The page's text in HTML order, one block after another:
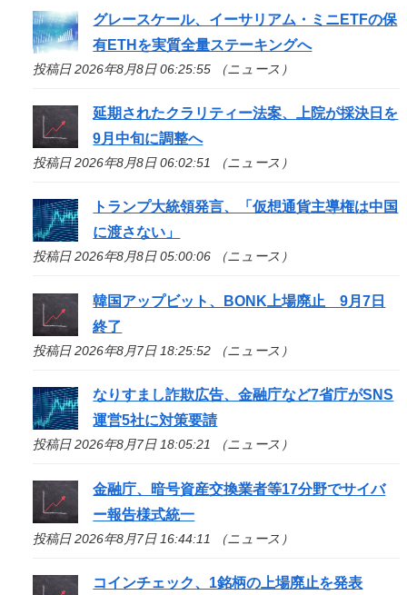
グレースケール、イーサリアム・ミニETFの保
有ETHを実質全量ステーキングへ
投稿日 2026年8月8日 06:25:55 （ニュース）
延期されたクラリティー法案、上院が採決日を
9月中旬に調整へ
投稿日 2026年8月8日 06:02:51 （ニュース）
トランプ大統領発言、「仮想通貨主導権は中国
に渡さない」
投稿日 2026年8月8日 05:00:06 （ニュース）
韓国アップビット、BONK上場廃止 9月7日
終了
投稿日 2026年8月7日 18:25:52 （ニュース）
なりすまし詐欺広告、金融庁など7省庁がSNS
運営5社に対策要請
投稿日 2026年8月7日 18:05:21 （ニュース）
金融庁、暗号資産交換業者等17分野でサイバ
ー報告様式統一
投稿日 2026年8月7日 16:44:11 （ニュース）
コインチェック、1銘柄の上場廃止を発表